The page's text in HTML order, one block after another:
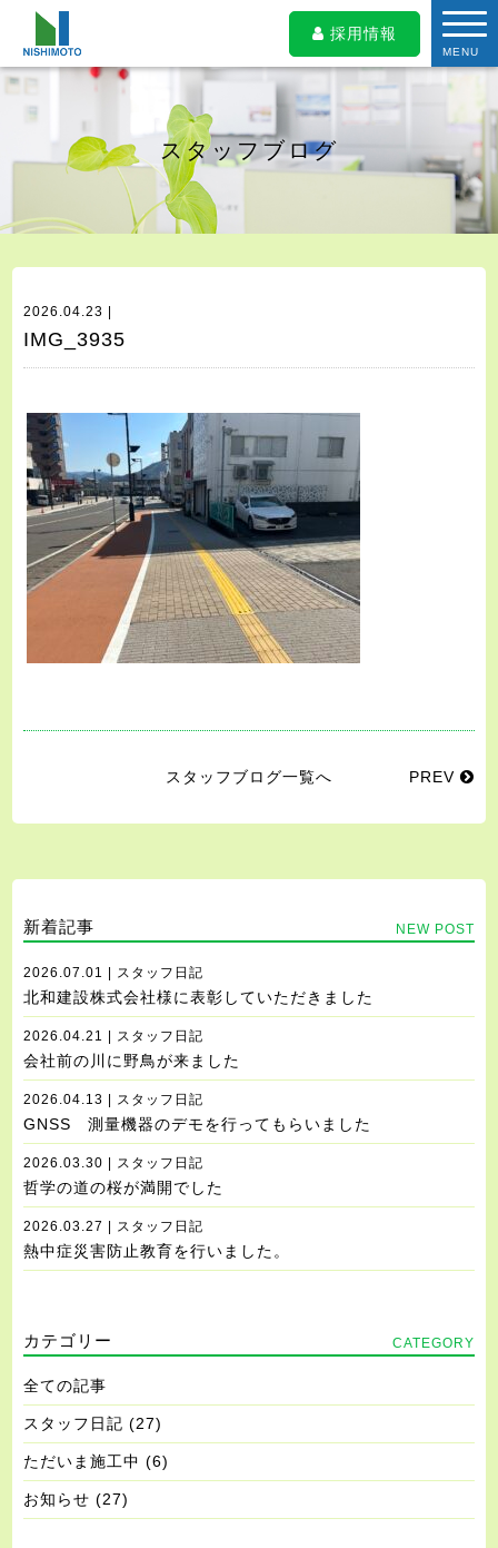
採用情報
MENU
スタッフブログ
2026.04.23 |
IMG_3935
スタッフブログ一覧へ PREV
新着記事 NEW POST
2026.07.01 | スタッフ日記
北和建設株式会社様に表彰していただきました
2026.04.21 | スタッフ日記
会社前の川に野鳥が来ました
2026.04.13 | スタッフ日記
GNSS 測量機器のデモを行ってもらいました
2026.03.30 | スタッフ日記
哲学の道の桜が満開でした
2026.03.27 | スタッフ日記
熱中症災害防止教育を行いました。
カテゴリー CATEGORY
全ての記事
スタッフ日記 (27)
ただいま施工中 (6)
お知らせ (27)